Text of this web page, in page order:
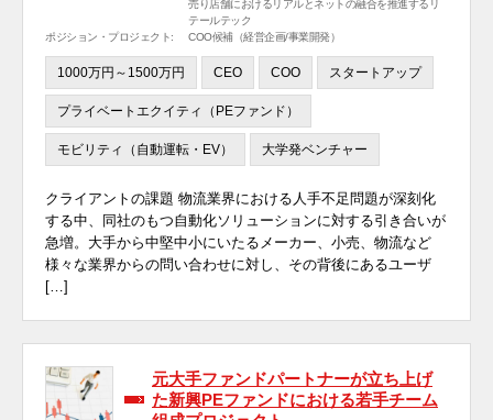
売り店舗におけるリアルとネットの融合を推進するリ
テールテック
ポジション・プロジェクト:
COO候補（経営企画/事業開発）
1000万円～1500万円 CEO COO スタートアップ
プライベートエクイティ（PEファンド）
モビリティ（自動運転・EV） 大学発ベンチャー
クライアントの課題 物流業界における人手不足問題が深刻化
する中、同社のもつ自動化ソリューションに対する引き合いが
急増。大手から中堅中小にいたるメーカー、小売、物流など
様々な業界からの問い合わせに対し、その背後にあるユーザ
[…]
元大手ファンドパートナーが立ち上げ
た新興PEファンドにおける若手チーム